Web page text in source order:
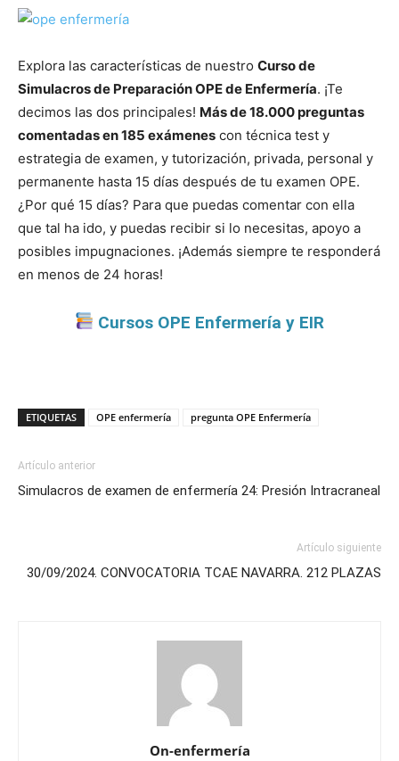
Explora las características de nuestro Curso de
Simulacros de Preparación OPE de Enfermería. ¡Te
decimos las dos principales! Más de 18.000 preguntas
comentadas en 185 exámenes con técnica test y
estrategia de examen, y tutorización, privada, personal y
permanente hasta 15 días después de tu examen OPE.
¿Por qué 15 días? Para que puedas comentar con ella
que tal ha ido, y puedas recibir si lo necesitas, apoyo a
posibles impugnaciones. ¡Además siempre te responderá
en menos de 24 horas!
Cursos OPE Enfermería y EIR
ETIQUETAS OPE enfermería pregunta OPE Enfermería
Artículo anterior
Simulacros de examen de enfermería 24: Presión Intracraneal
Artículo siguiente
30/09/2024. CONVOCATORIA TCAE NAVARRA. 212 PLAZAS
On-enfermería